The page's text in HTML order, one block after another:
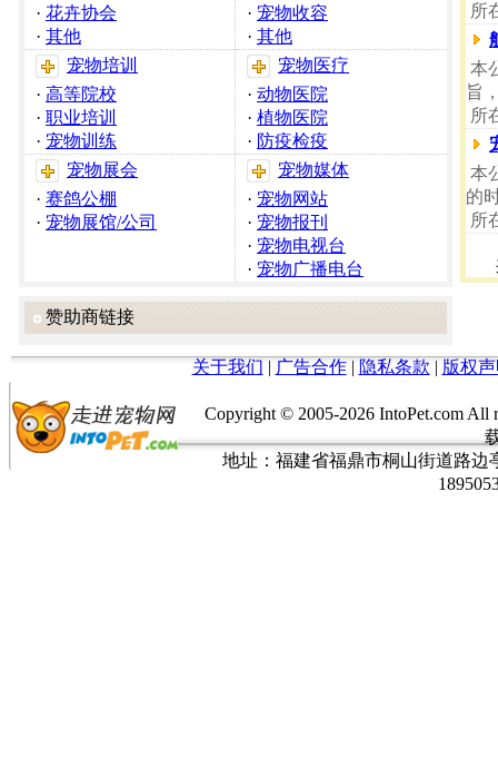
· 花卉协会
· 其他
宠物培训
· 高等院校
· 职业培训
· 宠物训练
宠物展会
· 赛鸽公棚
· 宠物展馆/公司
· 宠物收容
· 其他
宠物医疗
· 动物医院
· 植物医院
· 防疫检疫
宠物媒体
· 宠物网站
· 宠物报刊
· 宠物电视台
· 宠物广播电台
赞助商链接
所
本
旨
所
本
的
所
关于我们 | 广告合作| 隐私条款 | 版权
Copyright © 2005-2026 IntoPet.com
地址：福建省福鼎市桐山街道路边